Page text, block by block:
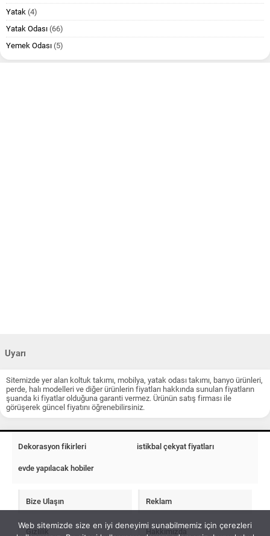
Yatak (4)
Yatak Odası (66)
Yemek Odası (5)
Uyarı
Sitemizde yer alan koltuk takımı, mobilya, yatak odası takımı, banyo ürünleri,
perde, halı modelleri ve diğer ürünlerin fiyatları hakkında sunulan fiyatların
şuanda ki fiyatlar olduğuna garanti vermez. Ürünün satış firması ile
görüşerek güncel fiyatını öğrenebilirsiniz.
Dekorasyon fikirleri istikbal çekyat fiyatları
evde yapılacak hobiler
Bize Ulaşın Reklam
Gizlilik Hakkımızda
Web sitemizde size en iyi deneyimi sunabilmemiz için çerezleri